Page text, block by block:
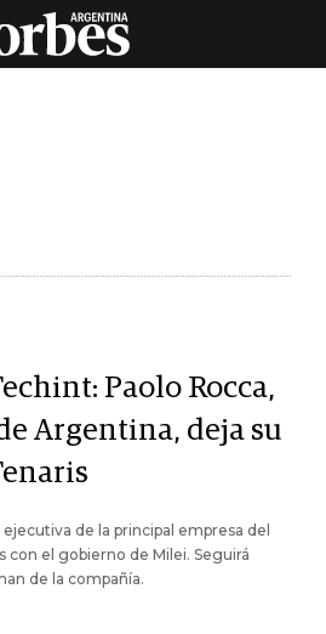
Paolo Rocca,
Argentina, deja su
de la principal empresa del
el gobierno de Milei. Seguirá
de la compañía.